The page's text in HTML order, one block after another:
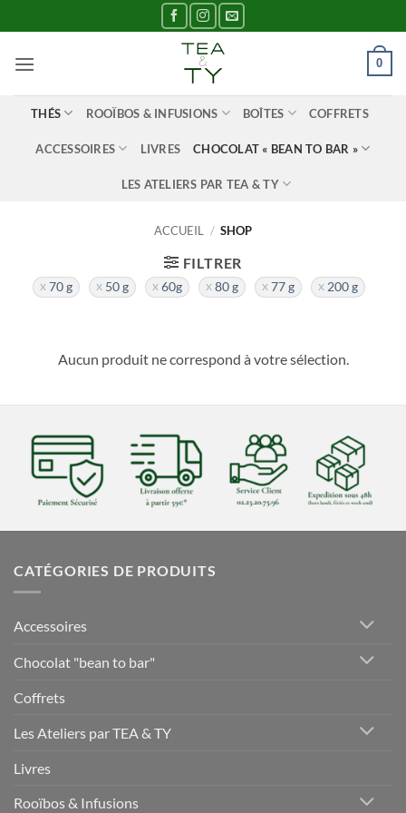
au
contenu
0
THÉS ROOÏBOS & INFUSIONS BOÎTES COFFRETS
ACCESSOIRES LIVRES CHOCOLAT « BEAN TO BAR »
LES ATELIERS PAR TEA & TY
ACCUEIL / SHOP
FILTRER
70 g 50 g 60g 80 g 77 g 200 g
Aucun produit ne correspond à votre sélection.
CATÉGORIES DE PRODUITS
Accessoires
Chocolat "bean to bar"
Coffrets
Les Ateliers par TEA & TY
Livres
Rooïbos & Infusions